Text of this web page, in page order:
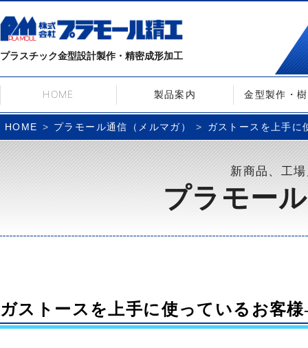
プラスチック金型設計製作・精密成形加工
HOME 製品案内 金型製作・
HOME プラモール通信（メルマガ） ガストースを上手
新商品、工
プラモー
ガストースを上手に使っているお客様